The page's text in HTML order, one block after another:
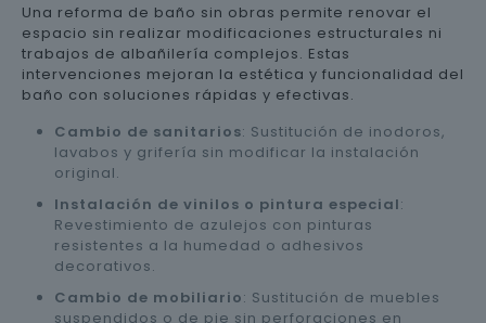
Una reforma de baño sin obras permite renovar el
espacio sin realizar modificaciones estructurales ni
trabajos de albañilería complejos. Estas
intervenciones mejoran la estética y funcionalidad del
baño con soluciones rápidas y efectivas.
Cambio de sanitarios: Sustitución de inodoros,
lavabos y grifería sin modificar la instalación
original.
Instalación de vinilos o pintura especial:
Revestimiento de azulejos con pinturas
resistentes a la humedad o adhesivos
decorativos.
Cambio de mobiliario: Sustitución de muebles
suspendidos o de pie sin perforaciones en